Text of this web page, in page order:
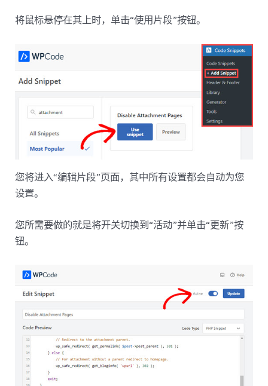
将鼠标悬停在其上时，单击“使用片段”按钮。
您将进入“编辑片段”页面，其中所有设置都会自动为您
设置。
您所需要做的就是将开关切换到“活动”并单击“更新”按
钮。